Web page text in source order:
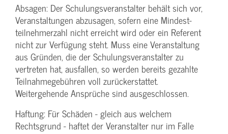
Absagen: Der Schulungs­veranstalter behält sich vor,
Veranstaltungen abzusagen, sofern eine Mindest­
teilnehmerzahl nicht erreicht wird oder ein Referent
nicht zur Verfügung steht. Muss eine Veranstaltung
aus Gründen, die der Schulungs­veranstalter zu
vertreten hat, ausfallen, so werden bereits gezahlte
Teilnahme­gebühren voll zurückerstattet.
Weitergehende Ansprüche sind ausgeschlossen.
Haftung: Für Schäden - gleich aus welchem
Rechtsgrund - haftet der Veranstalter nur im Falle